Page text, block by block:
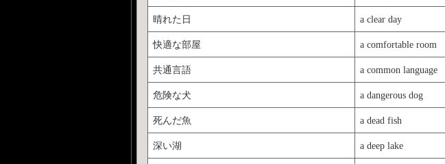
晴れた日 a clear day
快適な部屋 a comfortable room
共通言語 a common language
危険な犬 a dangerous dog
死んだ魚 a dead fish
深い湖 a deep lake